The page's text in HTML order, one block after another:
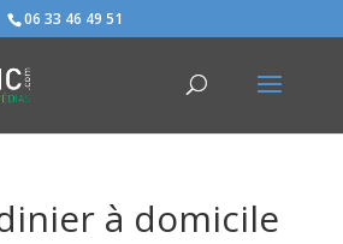
06 33 46 49 51
à domicile